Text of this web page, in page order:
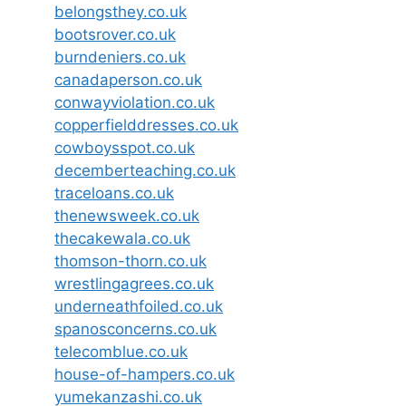
belongsthey.co.uk
bootsrover.co.uk
burndeniers.co.uk
canadaperson.co.uk
conwayviolation.co.uk
copperfielddresses.co.uk
cowboysspot.co.uk
decemberteaching.co.uk
traceloans.co.uk
thenewsweek.co.uk
thecakewala.co.uk
thomson-thorn.co.uk
wrestlingagrees.co.uk
underneathfoiled.co.uk
spanosconcerns.co.uk
telecomblue.co.uk
house-of-hampers.co.uk
yumekanzashi.co.uk